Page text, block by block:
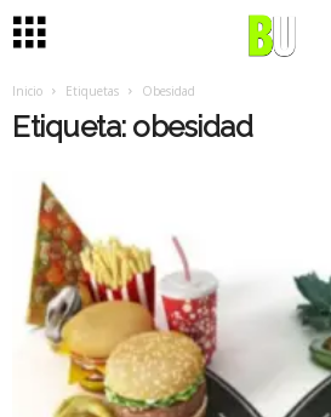
Inicio Etiquetas Obesidad
Etiqueta: obesidad